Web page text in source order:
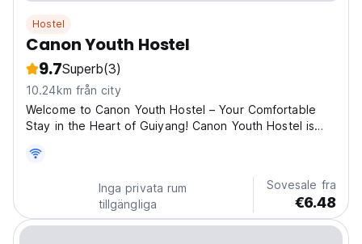
Hostel
Canon Youth Hostel
9.7Superb(3)
10.24km från city
Welcome to Canon Youth Hostel – Your Comfortable
Stay in the Heart of Guiyang! Canon Youth Hostel is
access to public transportation and surrounded by
shops, restaurants, and local landmarks. We're just...
Inga privata rum
tillgängliga
Sovesale fra
€6.48